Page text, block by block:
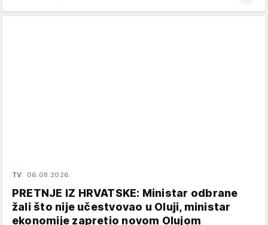
TV 06.08.2026.
PRETNJE IZ HRVATSKE: Ministar odbrane
žali što nije učestvovao u Oluji, ministar
ekonomije zapretio novom Olujom